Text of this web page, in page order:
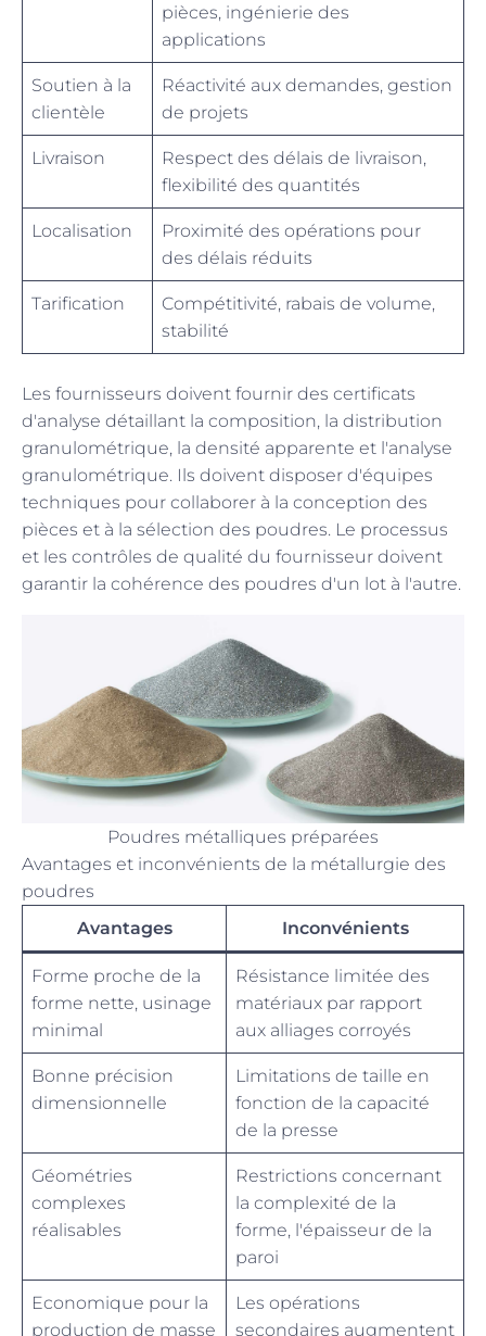
pièces, ingénierie des
applications
Soutien à la
clientèle
Réactivité aux demandes, gestion
de projets
Livraison
Respect des délais de livraison,
flexibilité des quantités
Localisation
Proximité des opérations pour
des délais réduits
Tarification
Compétitivité, rabais de volume,
stabilité
Les fournisseurs doivent fournir des certificats
d'analyse détaillant la composition, la distribution
granulométrique, la densité apparente et l'analyse
granulométrique. Ils doivent disposer d'équipes
techniques pour collaborer à la conception des
pièces et à la sélection des poudres. Le processus
et les contrôles de qualité du fournisseur doivent
garantir la cohérence des poudres d'un lot à l'autre.
Poudres métalliques préparées
Avantages et inconvénients de la métallurgie des
poudres
Avantages
Inconvénients
Forme proche de la
forme nette, usinage
minimal
Résistance limitée des
matériaux par rapport
aux alliages corroyés
Bonne précision
dimensionnelle
Limitations de taille en
fonction de la capacité
de la presse
Géométries
complexes
réalisables
Restrictions concernant
la complexité de la
forme, l'épaisseur de la
paroi
Economique pour la
production de masse
Les opérations
secondaires augmentent